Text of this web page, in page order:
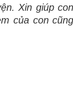
Xin giúp con
của con cũng